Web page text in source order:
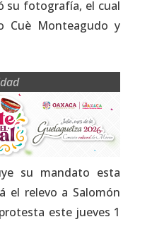
su fotografía, el cual
Cuè Monteagudo y
su mandato esta
el relevo a Salomón
este jueves 1